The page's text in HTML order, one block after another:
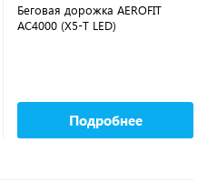
Беговая дорожка AEROFIT
AC4000 (X5-T LED)
Подробнее